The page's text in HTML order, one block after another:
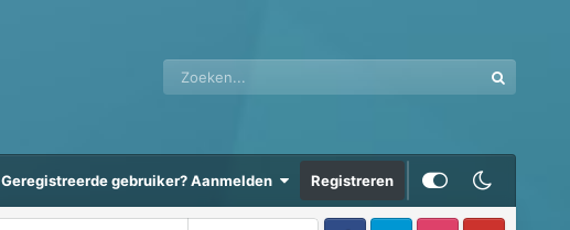
Geregistreerde gebruiker? Aanmelden Registreren